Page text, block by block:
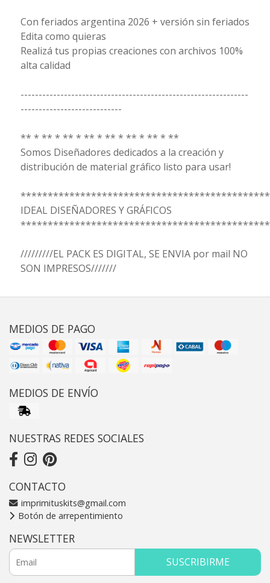
Con feriados argentina 2026 + versión sin feriados
Edita como quieras
Realizá tus propias creaciones con archivos 100%
alta calidad
---------------------------------------------------------------
----------------------------
** * ** * ** * ** * ** * ** * ** * **
Somos Diseñadores dedicados a la creación y
distribución de material gráfico listo para usar!
IDEAL DISEÑADORES Y GRÁFICOS
/////////EL PACK ES DIGITAL, SE ENVIA por mail NO
SON IMPRESOS///////
MEDIOS DE PAGO
MEDIOS DE ENVÍO
NUESTRAS REDES SOCIALES
CONTACTO
imprimituskits@gmail.com
Botón de arrepentimiento
NEWSLETTER
SUSCRIBIRME